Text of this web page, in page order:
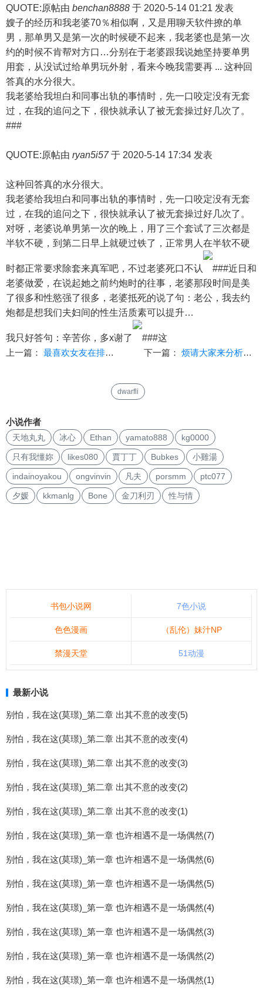
QUOTE:原帖由 benchan8888 于 2020-5-14 01:21 发表
嫂子的经历和我老婆70％相似啊，又是用聊天软件撩的单
男，那单男又是第一次的时候硬不起来，我老婆也是第一次
约的时候不肯帮对方口…分别在于老婆跟我说她坚持要单男
用套，从没试过给单男玩外射，看来今晚我需要再 ... 这种回
答真的水分很大。
我老婆给我坦白和同事出轨的事情时，先一口咬定没有无套
过，在我的追问之下，很快就承认了被无套操过好几次了。
###
QUOTE:原帖由 ryan5i57于 2020-5-14 17:34 发表
这种回答真的水分很大。
我老婆给我坦白和同事出轨的事情时，先一口咬定没有无套
过，在我的追问之下，很快就承认了被无套操过好几次了。
对呀，老婆说单男第一次的晚上，用了三个套试了三次都是
半软不硬，到第二日早上就硬过铁了，正常男人在半软不硬
时都正常要求除套来真军吧，不过老婆死口不认
###近日和
老婆做爱，在说起她之前约炮时的往事，老婆那段时间是美
了很多和性慾强了很多，老婆抵死的说了句：老公，我去约
炮都是想我们夫妇间的性生活质素可以提升…
我只好答句：辛苦你，多x谢了
###这
上一篇： 最喜欢女友在排卵期自愿给陌生男多人中出 下一篇： 烦请大家来分析下我婆和前男友
dwarfli
小说作者
天地丸丸 冰心 Ethan yamato888 kg0000
只有我懂妳 likes080 賈丁丁 Bubkes 小雞湯
indainoyakou ongvinvin 凡夫 porsmm ptc077
夕媛 kkmanlg Bone 金刀利刃 性与情
书包小说网 7色小说
色色漫画 （乱伦）妹汁NP
禁漫天堂 51动漫
最新小说
别怕，我在这(莫璟)_第二章 出其不意的改变(5)
别怕，我在这(莫璟)_第二章 出其不意的改变(4)
别怕，我在这(莫璟)_第二章 出其不意的改变(3)
别怕，我在这(莫璟)_第二章 出其不意的改变(2)
别怕，我在这(莫璟)_第二章 出其不意的改变(1)
别怕，我在这(莫璟)_第一章 也许相遇不是一场偶然(7)
别怕，我在这(莫璟)_第一章 也许相遇不是一场偶然(6)
别怕，我在这(莫璟)_第一章 也许相遇不是一场偶然(5)
别怕，我在这(莫璟)_第一章 也许相遇不是一场偶然(4)
别怕，我在这(莫璟)_第一章 也许相遇不是一场偶然(3)
别怕，我在这(莫璟)_第一章 也许相遇不是一场偶然(2)
别怕，我在这(莫璟)_第一章 也许相遇不是一场偶然(1)